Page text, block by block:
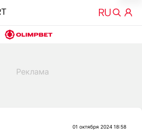
01 октября 2024 18:58